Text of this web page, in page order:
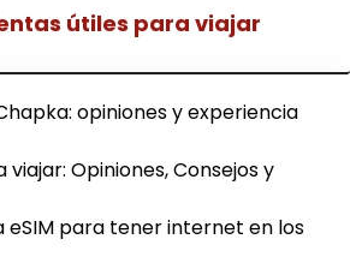
útiles para viajar
opiniones y experiencia
Opiniones, Consejos y
eSIM para tener internet en los